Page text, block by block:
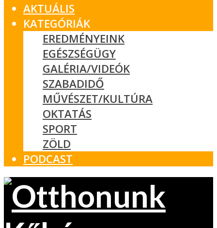
AKTUÁLIS
KATEGÓRIÁK
EREDMÉNYEINK
EGÉSZSÉGÜGY
GALÉRIA/VIDEÓK
SZABADIDŐ
MŰVÉSZET/KULTÚRA
OKTATÁS
SPORT
ZÖLD
PODCAST